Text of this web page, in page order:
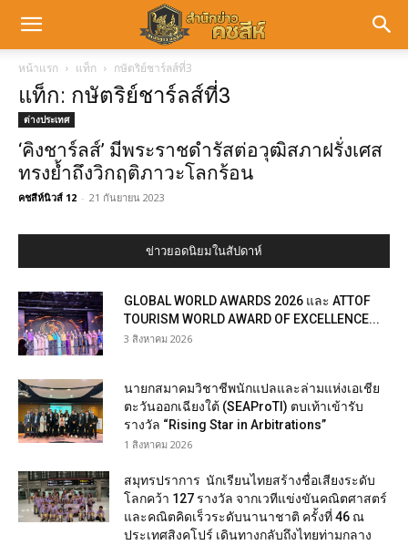
หน้าแรก แท็ก กษัตริย์ชาร์ลส์ที่3
แท็ก: กษัตริย์ชาร์ลส์ที่3
ต่างประเทศ
‘คิงชาร์ลส์’ มีพระราชดำรัสต่อวุฒิสภาฝรั่งเศส
ทรงย้ำถึงวิกฤติภาวะโลกร้อน
คชสีห์นิวส์ 12 - 21 กันยายน 2023
ข่าวยอดนิยมในสัปดาห์
GLOBAL WORLD AWARDS 2026 และ ATTOF
TOURISM WORLD AWARD OF EXCELLENCE...
3 สิงหาคม 2026
นายกสมาคมวิชาชีพนักแปลและล่ามแห่งเอเชีย
ตะวันออกเฉียงใต้ (SEAProTI) ตบเท้าเข้ารับ
รางวัล “Rising Star in Arbitrations”
1 สิงหาคม 2026
สมุทรปราการ นักเรียนไทยสร้างชื่อเสียงระดับ
โลกคว้า 127 รางวัล จากเวทีแข่งขันคณิตศาสตร์
และคณิตคิดเร็วระดับนานาชาติ ครั้งที่ 46 ณ
ประเทศสิงคโปร์ เดินทางกลับถึงไทยท่ามกลาง